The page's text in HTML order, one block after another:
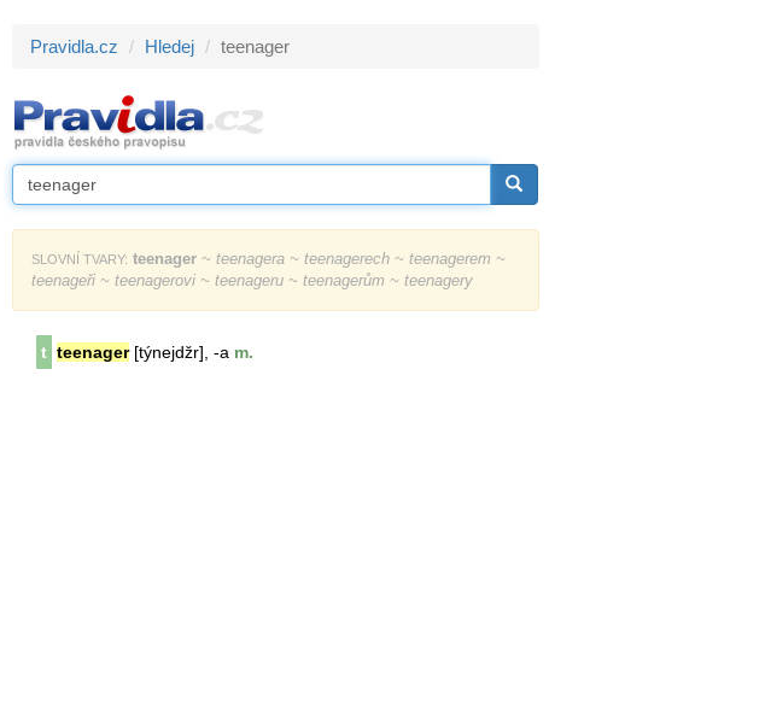
Pravidla.cz Hledej teenager
SLOVNÍ TVARY: teenager ~ teenagera ~ teenagerech ~ teenagerem ~
teenageři ~ teenagerovi ~ teenageru ~ teenagerům ~ teenagery
t teenager[týnejdžr], -a m.